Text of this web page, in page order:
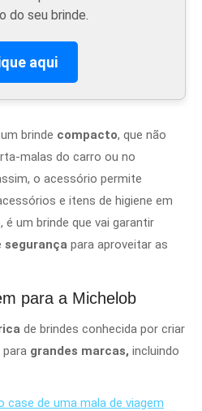
do seu brinde.
aqui
brinde compacto, que não
malas do carro ou no
o acessório permite
e itens de higiene em
um brinde que vai garantir
segurança para aproveitar as
para a Michelob
de brindes conhecida por criar
grandes marcas, incluindo
case de uma mala de viagem